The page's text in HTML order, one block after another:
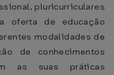
pluricurriculares
oferta de educação
modalidades de
de conhecimentos
as suas práticas